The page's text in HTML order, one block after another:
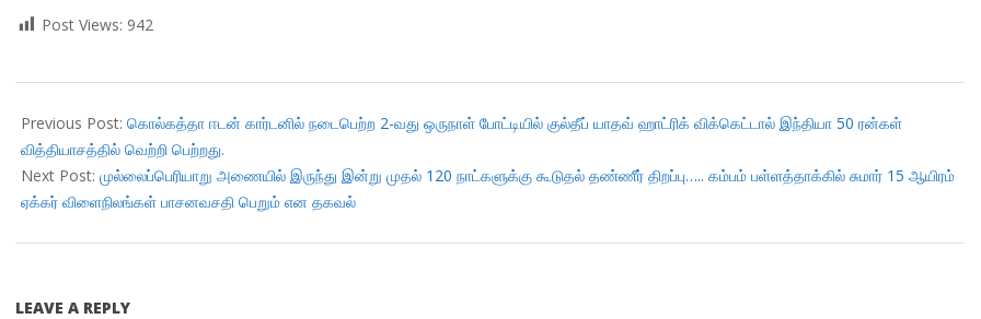
Post Views: 942
09-
22
Previous Post: கொல்கத்தா ஈடன் கார்டனில் நடைபெற்ற 2-வது ஒருநாள் போட்டியில் குல்தீப் யாதவ் ஹாட்ரிக் விக்கெட்டால் இந்தியா 50 ரன்கள்
வித்தியாசத்தில் வெற்றி பெற்றது.
Next Post: முல்லைப்பெரியாறு அணையில் இருந்து இன்று முதல் 120 நாட்களுக்கு கூடுதல் தண்ணீர் திறப்பு….. கம்பம் பள்ளத்தாக்கில் சுமார் 15 ஆயிரம்
ஏக்கர் விளைநிலங்கள் பாசனவசதி பெறும் என தகவல்
LEAVE A REPLY